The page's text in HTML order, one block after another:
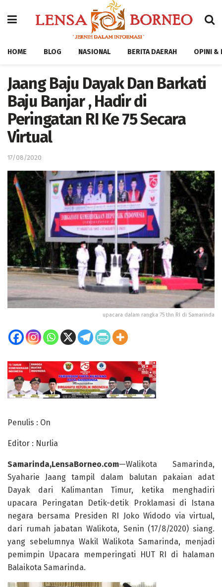
HOME BLOG NASIONAL BERITA DAERAH OPINI &
Jaang Baju Dayak Dan Barkati
Baju Banjar , Hadir di
Peringatan RI Ke 75 Secara
Virtual
17/08/2020
upacara dalam rangka 75 thn RI di Samarinda
Penulis : On
Editor : Nurlia
Samarinda,LensaBorneo.com—Walikota Samarinda,
Syaharie Jaang tampil dalam balutan pakaian adat
Dayak dari Kalimantan Timur, ketika menghadiri
upacara Peringatan Detik-detik Proklamasi di Istana
negara bersama Presiden RI Joko Widodo via virtual,
dari rumah jabatan Walikota, Senin (17/8/2020) siang.
yang sebelumnya Wakil Walikota Samarinda, menjadi
pemimpin Upacara memperingati HUT RI di halaman
Balaikota Samarinda.